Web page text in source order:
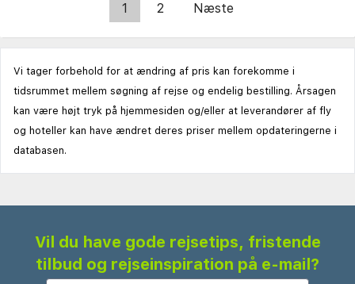
1 2 Næste
Vi tager forbehold for at ændring af pris kan forekomme i
tidsrummet mellem søgning af rejse og endelig bestilling. Årsagen
kan være højt tryk på hjemmesiden og/eller at leverandører af fly
og hoteller kan have ændret deres priser mellem opdateringerne i
databasen.
Vil du have gode rejsetips, fristende
tilbud og rejseinspiration på e-mail?